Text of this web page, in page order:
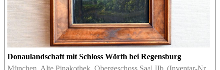
Donaulandschaft mit Schloss Wörth bei Regensburg